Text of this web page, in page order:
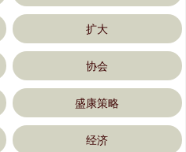
扩大
协会
盛康策略
经济